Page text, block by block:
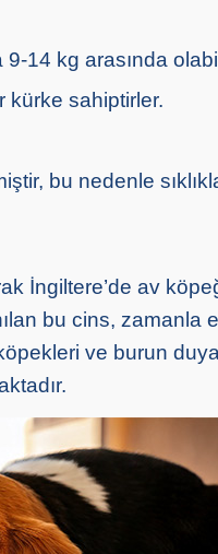
14 kg arasında
kürke sahiptirler.
bu nedenle
İngiltere’de av
bu cins, zamanla
ve burun